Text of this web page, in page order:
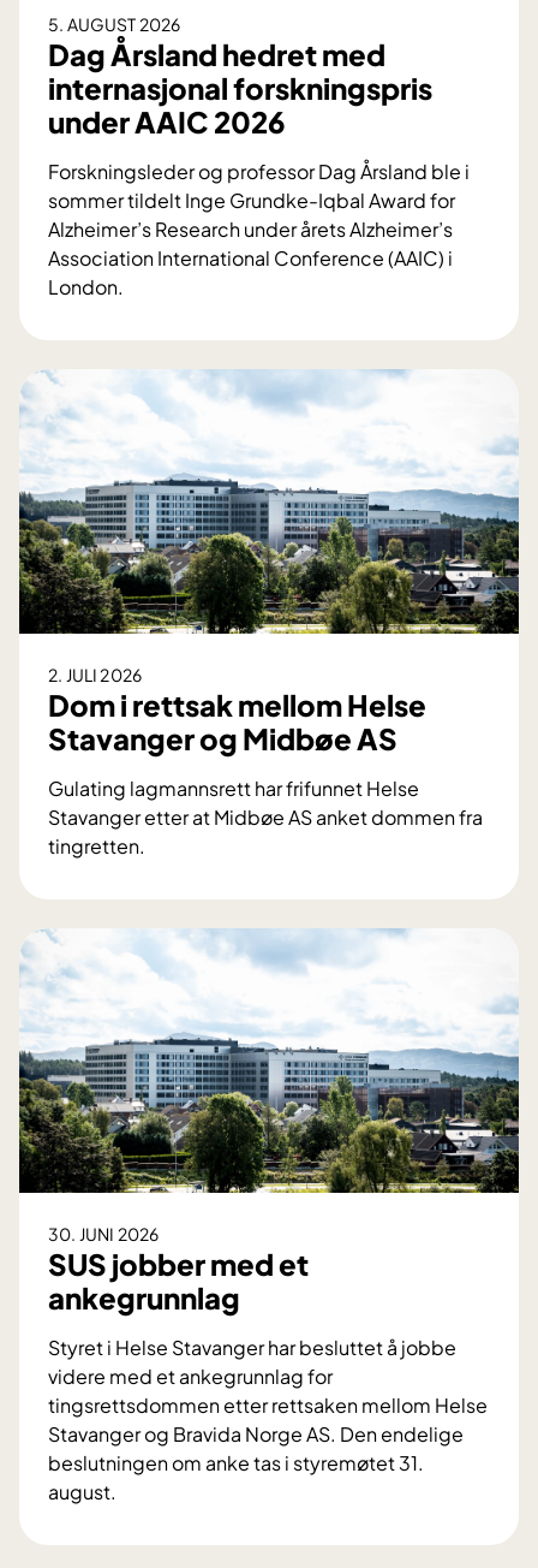
5. AUGUST 2026
Dag Årsland hedret med
internasjonal forskningspris
under AAIC 2026
Forskningsleder og professor Dag Årsland ble i
sommer tildelt Inge Grundke-Iqbal Award for
Alzheimer’s Research under årets Alzheimer’s
Association International Conference (AAIC) i
London.
a
g
r
s
l
a
n
d
h
e
r
e
t
m
e
d
e
r
n
a
s
j
o
n
a
f
o
r
k
n
i
n
g
s
2. JULI 2026
Dom i rettsak mellom Helse
Stavanger og Midbøe AS
Gulating lagmannsrett har frifunnet Helse
Stavanger etter at Midbøe AS anket dommen fra
tingretten.
o
m
r
e
t
t
s
a
k
m
l
l
o
m
H
e
l
s
e
S
30. JUNI 2026
SUS jobber med et
ankegrunnlag
Styret i Helse Stavanger har besluttet å jobbe
videre med et ankegrunnlag for
tingsrettsdommen etter rettsaken mellom Helse
Stavanger og Bravida Norge AS. Den endelige
beslutningen om anke tas i styremøtet 31.
august.
U